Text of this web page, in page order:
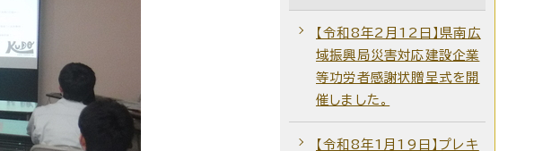
【令和8年2月12日】県南広
域振興局災害対応建設企業
等功労者感謝状贈呈式を開
催しました。
【令和8年1月19日】プレキ